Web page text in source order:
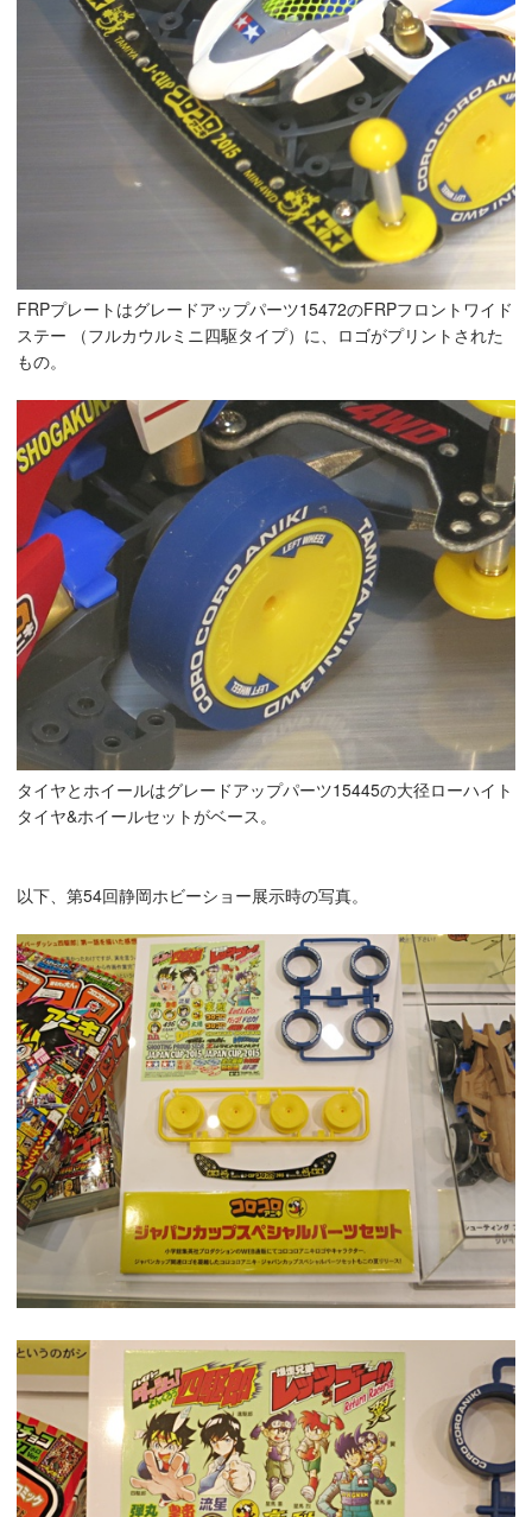
FRPプレートはグレードアップパーツ15472のFRPフロントワイド
ステー （フルカウルミニ四駆タイプ）に、ロゴがプリントされた
もの。
タイヤとホイールはグレードアップパーツ15445の大径ローハイト
タイヤ&ホイールセットがベース。
以下、第54回静岡ホビーショー展示時の写真。